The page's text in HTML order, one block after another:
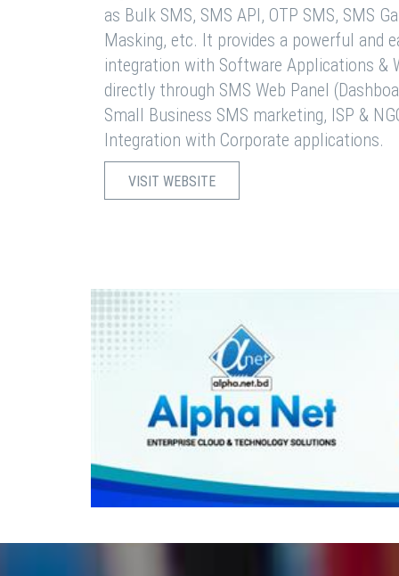
as Bulk SMS, SMS API, OTP SMS, SMS
Masking, etc. It provides a powerful and
integration with Software Applications &
directly through SMS Web Panel
Small Business SMS marketing, ISP &
Integration with Corporate applications.
VISIT WEBSITE